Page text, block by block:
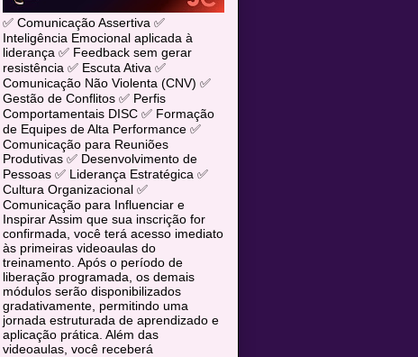
✅ Comunicação Assertiva ✅
Inteligência Emocional aplicada à
liderança ✅ Feedback sem gerar
resistência ✅ Escuta Ativa ✅
Comunicação Não Violenta (CNV) ✅
Gestão de Conflitos ✅ Perfis
Comportamentais DISC ✅ Formação
de Equipes de Alta Performance ✅
Comunicação para Reuniões
Produtivas ✅ Desenvolvimento de
Pessoas ✅ Liderança Estratégica ✅
Cultura Organizacional ✅
Comunicação para Influenciar e
Inspirar Assim que sua inscrição for
confirmada, você terá acesso imediato
às primeiras videoaulas do
treinamento. Após o período de
liberação programada, os demais
módulos serão disponibilizados
gradativamente, permitindo uma
jornada estruturada de aprendizado e
aplicação prática. Além das
videoaulas, você receberá